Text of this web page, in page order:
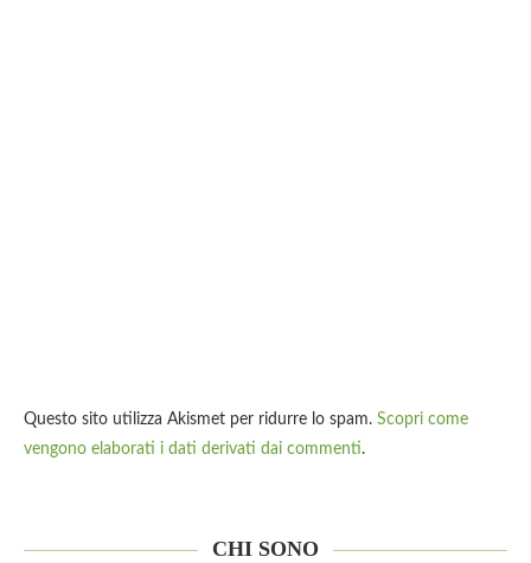
Questo sito utilizza Akismet per ridurre lo spam. Scopri come
vengono elaborati i dati derivati dai commenti.
CHI SONO